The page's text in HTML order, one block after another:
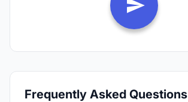
Frequently Asked Questions